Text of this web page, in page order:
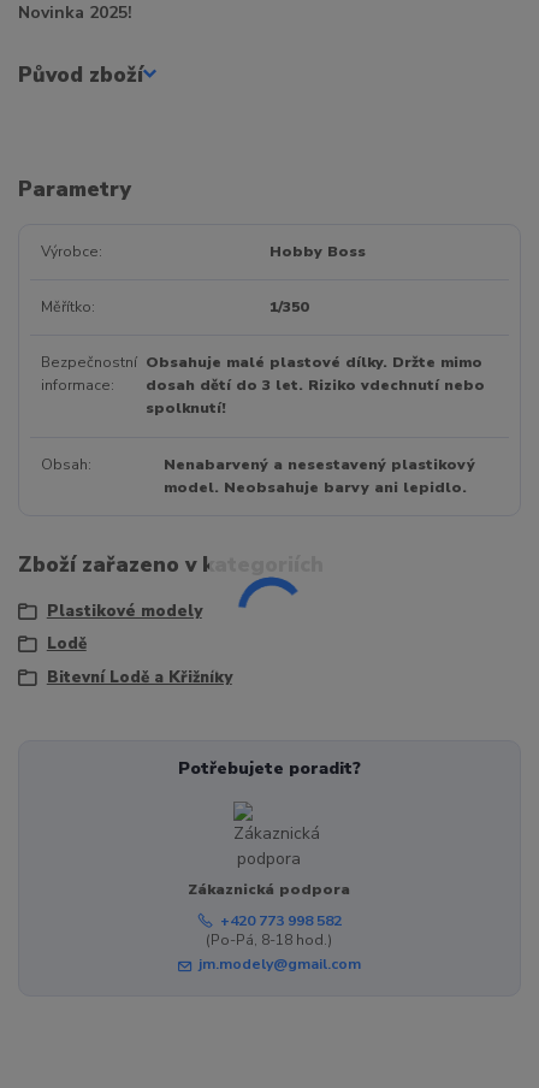
Novinka 2025!
Původ zboží
Parametry
Výrobce Hobby Boss
Měřítko 1/350
Bezpečnostní
informace
Obsahuje malé plastové dílky. Držte mimo
dosah dětí do 3 let. Riziko vdechnutí nebo
spolknutí!
Obsah
Nenabarvený a nesestavený plastikový
model. Neobsahuje barvy ani lepidlo.
Zboží zařazeno v kategoriích
Plastikové modely
Lodě
Bitevní Lodě a Křižníky
Potřebujete poradit?
Zákaznická podpora
+420 773 998 582
(Po-Pá, 8-18 hod.)
jm.modely@gmail.com